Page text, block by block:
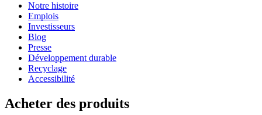
Notre histoire
Emplois
Investisseurs
Blog
Presse
Développement durable
Recyclage
Accessibilité
Acheter des produits